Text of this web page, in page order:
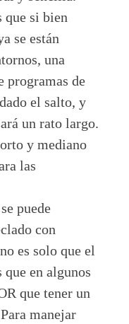
que si bien
se están
una
programas de
el salto, y
un rato largo.
y mediano
las
puede
con
es solo que el
que en algunos
que tener un
manejar